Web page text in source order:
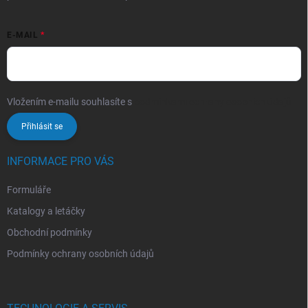
E-MAIL
Vložením e-mailu souhlasíte s
Přihlásit se
INFORMACE PRO VÁS
Formuláře
Katalogy a letáčky
Obchodní podmínky
Podmínky ochrany osobních údajů